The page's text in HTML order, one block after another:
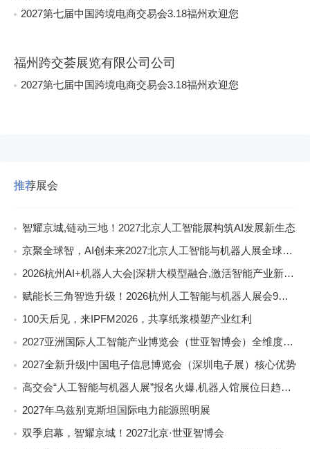
2027第七届中国跨境电商交易会3.18福州欢迎您
福州跨交荟展览有限公司公司
2027第七届中国跨境电商交易会3.18福州欢迎您
推荐展会
智耀京城,链动三地！2027北京人工智能展构筑AI发展新生态
京聚全球智，AI创未来2027北京人工智能与机器人展全球启动
2026杭州AI+机器人大会|深耕大模型融合,激活智能产业新动能
赋能长三角智造升级！2026杭州人工智能与机器人展会9月启幕
100天后见，来IPFM2026，共享纸浆模塑产业红利
2027亚洲国际人工智能产业博览会（世亚智博会）全维度介绍
2027全新升级|中国电子信息博览会（深圳电子展）核心优势
高交会“人工智能与机器人展”报名火爆,机器人馆展位日趋稀缺
2027年乌兹别克斯坦国际电力能源照明展
双季启幕，智耀京城！2027北京·世亚智博会